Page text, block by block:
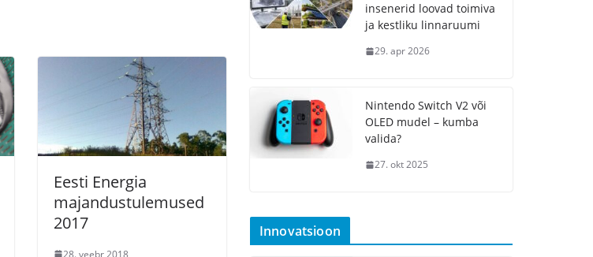
Eesti Energia
majandustulemused
2017
28. veebr 2018
insenerid loovad toimiva
ja kestliku linnaruumi
29. apr 2026
Nintendo Switch V2 või
OLED mudel – kumba
valida?
27. okt 2025
Innovatsioon